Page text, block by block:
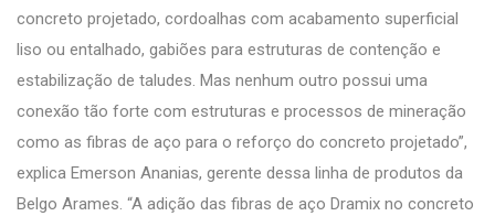
concreto projetado, cordoalhas com acabamento superficial
liso ou entalhado, gabiões para estruturas de contenção e
estabilização de taludes. Mas nenhum outro possui uma
conexão tão forte com estruturas e processos de mineração
como as fibras de aço para o reforço do concreto projetado”,
explica Emerson Ananias, gerente dessa linha de produtos da
Belgo Arames. “A adição das fibras de aço Dramix no concreto